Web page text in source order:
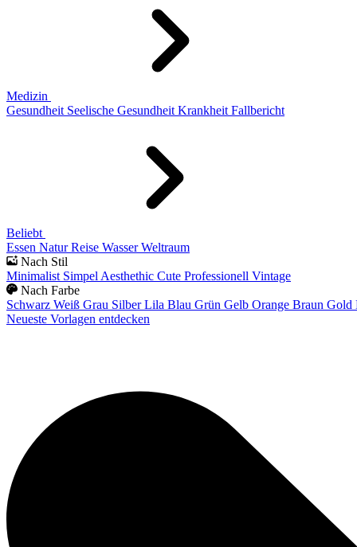
Medizin
Gesundheit Seelische Gesundheit Krankheit Fallbericht
Beliebt
Essen Natur Reise Wasser Weltraum
Nach Stil
Minimalist Simpel Aesthethic Cute Professionell Vintage
Nach Farbe
Schwarz Weiß Grau Silber Lila Blau Grün Gelb Orange Braun Gold
Neueste Vorlagen entdecken